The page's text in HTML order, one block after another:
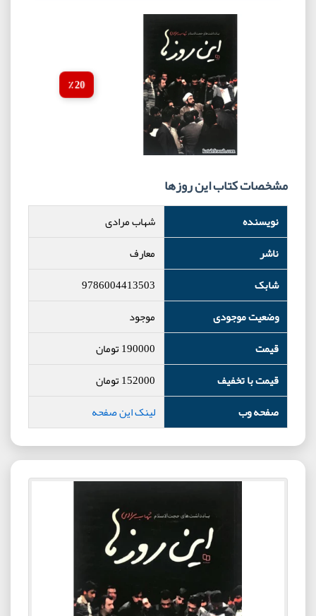
20 ٪
مشخصات کتاب این روزها
نویسنده
شهاب مرادی
ناشر
معارف
شابک
9786004413503
وضعیت موجودی
موجود
قیمت
190000تومان
قیمت با تخفیف
152000تومان
صفحه وب
لینک این صفحه